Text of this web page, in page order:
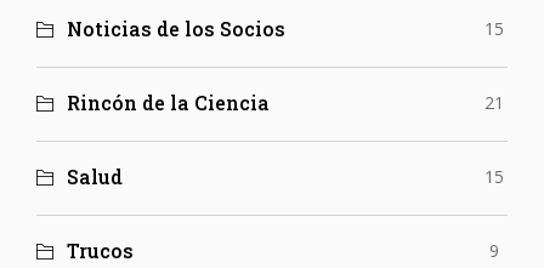
Noticias de los Socios 15
Rincón de la Ciencia 21
Salud 15
Trucos 9